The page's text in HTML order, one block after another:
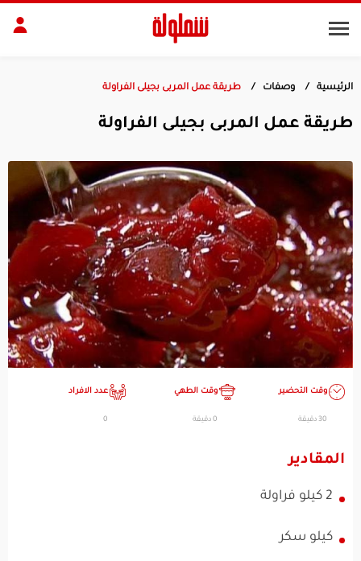
الرئيسية وصفات طريقة عمل المربى بجيلى الفراولة
طريقة عمل المربى بجيلى الفراولة
وقت التحضير
30 دقيقة
وقت الطهي
0 دقيقة
عدد الافراد
0
المقادير
2 كيلو فراولة
كيلو سكر
الجسم
ديكور